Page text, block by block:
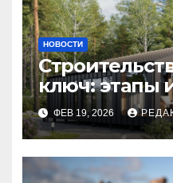
НОВОСТИ
ключ: этапы
ФЕВ 19, 2026